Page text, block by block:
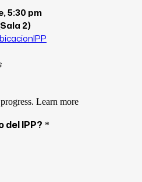
5:30 pm
2)
Learn more
del IPP? *